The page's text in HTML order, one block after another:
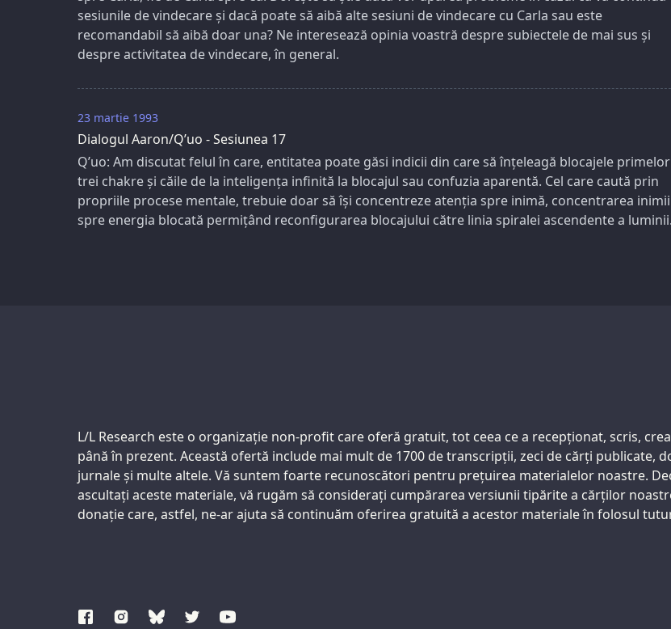
sesiunile de vindecare și dacă poate să aibă alte sesiuni de vindecare cu Carla sau este
recomandabil să aibă doar una? Ne interesează opinia voastră despre subiectele de mai sus și
despre activitatea de vindecare, în general.
23 martie 1993
Dialogul Aaron/Q’uo - Sesiunea 17
Q’uo: Am discutat felul în care, entitatea poate găsi indicii din care să înțeleagă blocajele primelor
trei chakre și căile de la inteligența infinită la blocajul sau confuzia aparentă. Cel care caută prin
propriile procese mentale, trebuie doar să își concentreze atenția spre inimă, concentrarea inimii
spre energia blocată permițând reconfigurarea blocajului către linia spiralei ascendente a luminii.
Support us:
L/L Research este o organizație non-profit care oferă gratuit, tot ceea ce a recepționat, scris,
până în prezent. Această ofertă include mai mult de 1700 de transcripții, zeci de cărți publicate,
jurnale și multe altele. Vă suntem foarte recunoscători pentru prețuirea materialelor noastre.
ascultați aceste materiale, vă rugăm să considerați cumpărarea versiunii tipărite a cărților
donație care, astfel, ne-ar ajuta să continuăm oferirea gratuită a acestor materiale în folosul